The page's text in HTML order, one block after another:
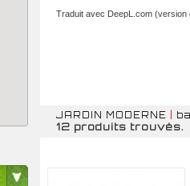
Traduit avec DeepL.com (version
JARDIN MODERNE
12 produits trouvés.